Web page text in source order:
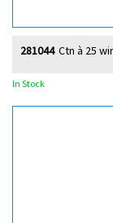
Ctn à 25
281044
In Stock